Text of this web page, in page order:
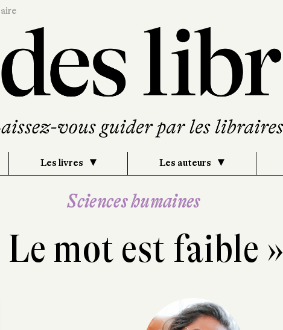
Les livres Les auteurs
Sciences humaines
Le mot est faible »